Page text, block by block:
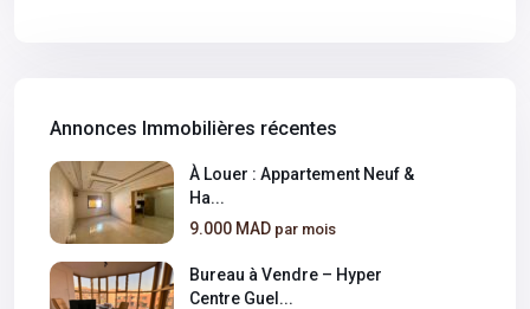
Annonces Immobilières récentes
À Louer : Appartement Neuf &
Ha...
9.000 MAD par mois
Bureau à Vendre – Hyper
Centre Guel...